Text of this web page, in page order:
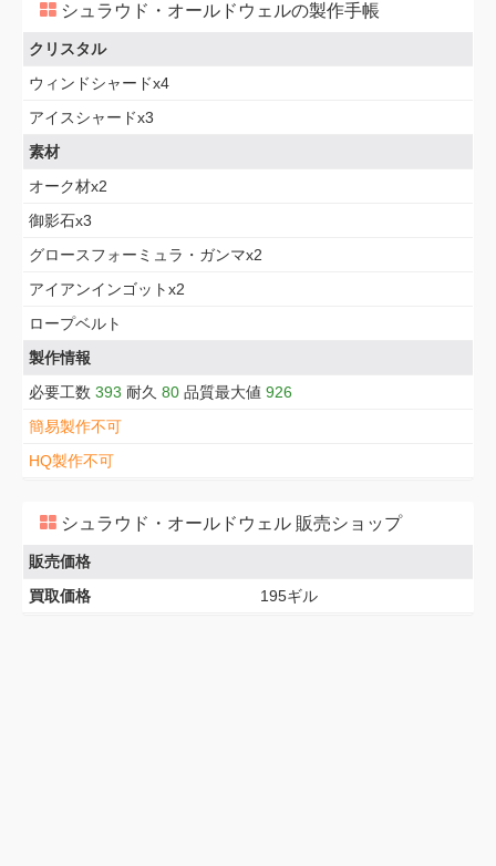
シュラウド・オールドウェルの製作手帳
クリスタル
ウィンドシャードx4
アイスシャードx3
素材
オーク材x2
御影石x3
グロースフォーミュラ・ガンマx2
アイアンインゴットx2
ロープベルト
製作情報
必要工数 393 耐久 80 品質最大値 926
簡易製作不可
HQ製作不可
シュラウド・オールドウェル 販売ショップ
販売価格
買取価格
195ギル